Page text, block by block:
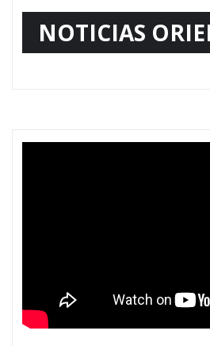
NOTICIAS